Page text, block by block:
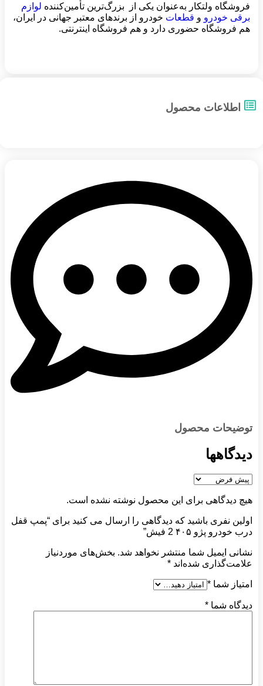
فروشگاه ولتکار به‌عنوان یکی از بزرگ‌ترین تأمین‌کننده لوازم
برقی خودرو و قطعات خودرو از برندهای معتبر جهانی در ایران،
هم فروشگاه حضوری دارد و هم فروشگاه اینترنتی.
اطلاعات محصول
توضیحات محصول
دیدگاهها
هیچ دیدگاهی برای این محصول نوشته نشده است.
اولین نفری باشید که دیدگاهی را ارسال می کنید برای “پمپ قفل
درب خودرو پژو ۴۰۵ 2 فیش”
نشانی ایمیل شما منتشر نخواهد شد. بخش‌های موردنیاز
علامت‌گذاری شده‌اند *
امتیاز شما *
دیدگاه شما *